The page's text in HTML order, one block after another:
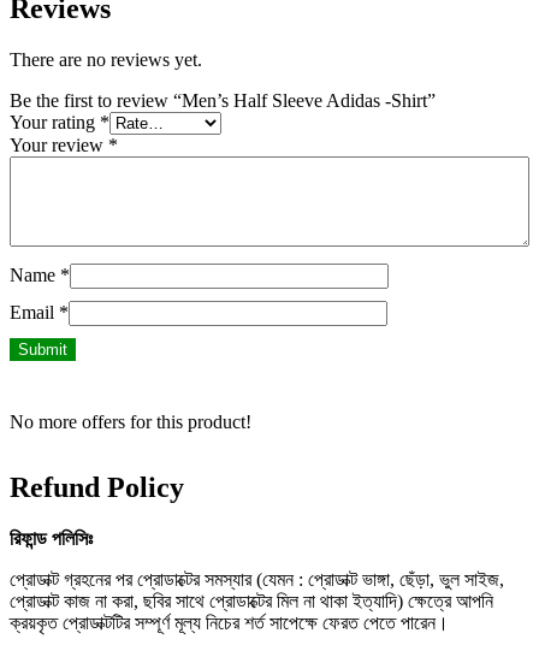
Reviews
There are no reviews yet.
Be the first to review “Men’s Half Sleeve Adidas -Shirt”
Your rating *
Your review *
Name *
Email *
No more offers for this product!
Refund Policy
রিফান্ড পলিসিঃ
প্রোডাক্ট গ্রহনের পর প্রোডাক্টের সমস্যার (যেমন : প্রোডাক্ট ভাঙ্গা, ছেঁড়া, ভুল সাইজ,
প্রোডাক্ট কাজ না করা, ছবির সাথে প্রোডাক্টের মিল না থাকা ইত্যাদি) ক্ষেত্রে আপনি
ক্রয়কৃত প্রোডাক্টটির সম্পূর্ণ মূল্য নিচের শর্ত সাপেক্ষে ফেরত পেতে পারেন।